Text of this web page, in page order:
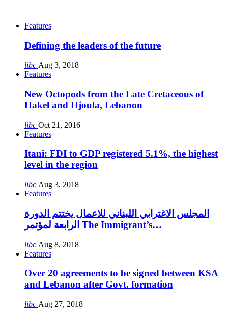
Features
Defining the leaders of the future
libc Aug 3, 2018
Features
New Octopods from the Late Cretaceous of
Hakel and Hjoula, Lebanon
libc Oct 21, 2016
Features
Itani: FDI to GDP registered 5.1%, the highest
level in the region
libc Aug 3, 2018
Features
المجلس الاغترابي اللبناني للاعمال يختتم الدورة
الرابعة لمؤتمر The Immigrant’s…
libc Aug 8, 2018
Features
Over 20 agreements to be signed between KSA
and Lebanon after Govt. formation
libc Aug 27, 2018